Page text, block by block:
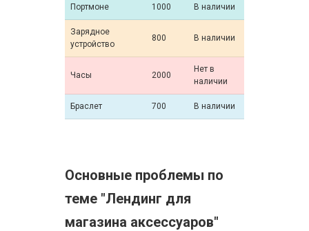
Портмоне 1000 В наличии
Зарядное
устройство
800 В наличии
Часы 2000
Нет в
наличии
Браслет 700 В наличии
Основные проблемы по
теме "Лендинг для
магазина аксессуаров"